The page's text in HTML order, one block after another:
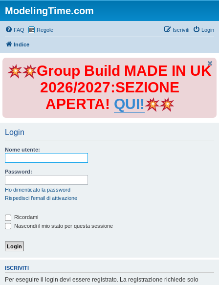
ModelingTime.com
FAQ Regole Login
Iscriviti
Indice
Group Build MADE IN UK
2026/2027:SEZIONE
APERTA! QUI!
Login
Nome utente:
Password:
Ho dimenticato la password
Rispedisci l’email di attivazione
Ricordami
Nascondi il mio stato per questa sessione
ISCRIVITI
Per eseguire il login devi essere registrato. La registrazione richiede solo